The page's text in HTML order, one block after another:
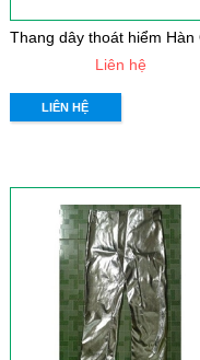
Liên hệ
LIÊN HỆ